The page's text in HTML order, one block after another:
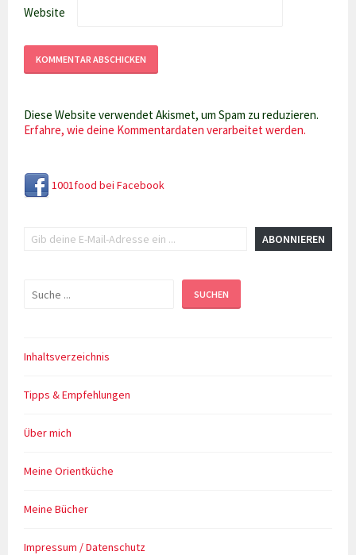
Website
Diese Website verwendet Akismet, um Spam zu reduzieren.
Erfahre, wie deine Kommentardaten verarbeitet werden.
1001food bei Facebook
ABONNIEREN
Suchen SUCHEN
Inhaltsverzeichnis
Tipps & Empfehlungen
Über mich
Meine Orientküche
Meine Bücher
Impressum / Datenschutz